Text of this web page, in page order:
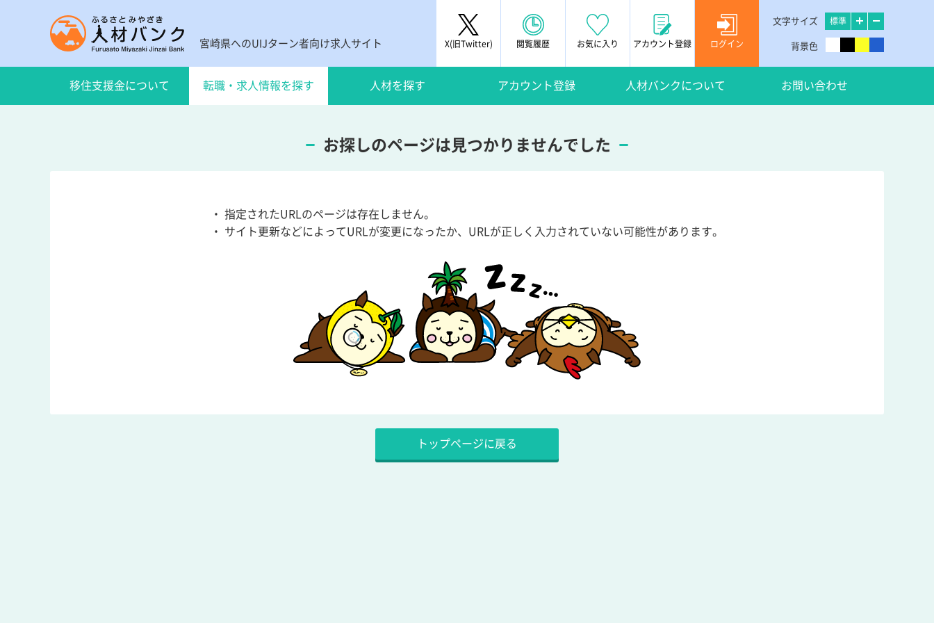
宮崎県へのUIJターン者向け求人サイト X(旧Twitter) 閲覧履歴 お気に入り アカウント登録 ログイン
文字サイズ 標準
背景色
移住支援金について 転職・求人情報を探す 人材を探す アカウント登録 人材バンクについて お問い合わせ
お探しのページは見つかりませんでした
・ 指定されたURLのページは存在しません。
・ サイト更新などによってURLが変更になったか、URLが正しく入力されていない可能性があります。
トップページに戻る